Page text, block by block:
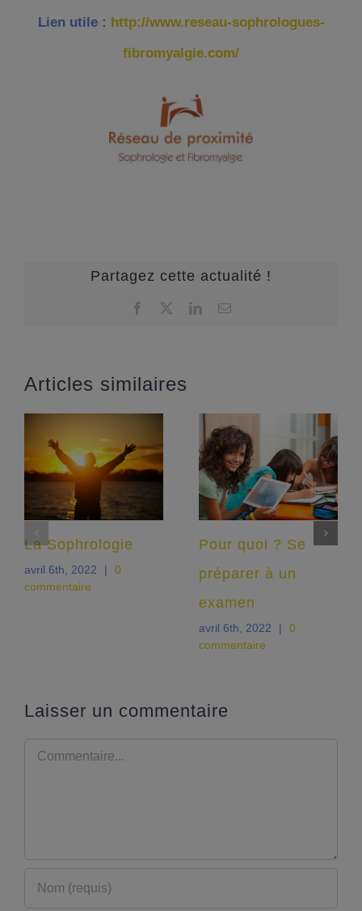
Lien utile : http://www.reseau-sophrologues-
fibromyalgie.com/
Partagez cette actualité !
Facebook LinkedInEmail
Articles similaires
La Sophrologie
avril 6th, 2022 |
0
commentaire
Pour quoi ? Se
préparer à un
examen
avril 6th, 2022 |
0
commentaire
Laisser un commentaire
Commentaire